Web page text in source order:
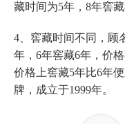
藏时间为5年，8年窖藏
4、窖藏时间不同，顾
年，6年窖藏6年，价
价格上窖藏5年比6年
牌，成立于1999年。